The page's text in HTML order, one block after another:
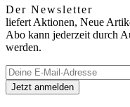
Der Newsletter
liefert Aktionen, Neue
Abo kann jederzeit durch
werden.